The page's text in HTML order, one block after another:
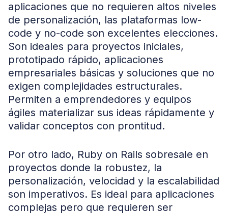
aplicaciones que no requieren altos niveles
de personalización, las plataformas low-
code y no-code son excelentes elecciones.
Son ideales para proyectos iniciales,
prototipado rápido, aplicaciones
empresariales básicas y soluciones que no
exigen complejidades estructurales.
Permiten a emprendedores y equipos
ágiles materializar sus ideas rápidamente y
validar conceptos con prontitud.
Por otro lado, Ruby on Rails sobresale en
proyectos donde la robustez, la
personalización, velocidad y la escalabilidad
son imperativos. Es ideal para aplicaciones
complejas pero que requieren ser